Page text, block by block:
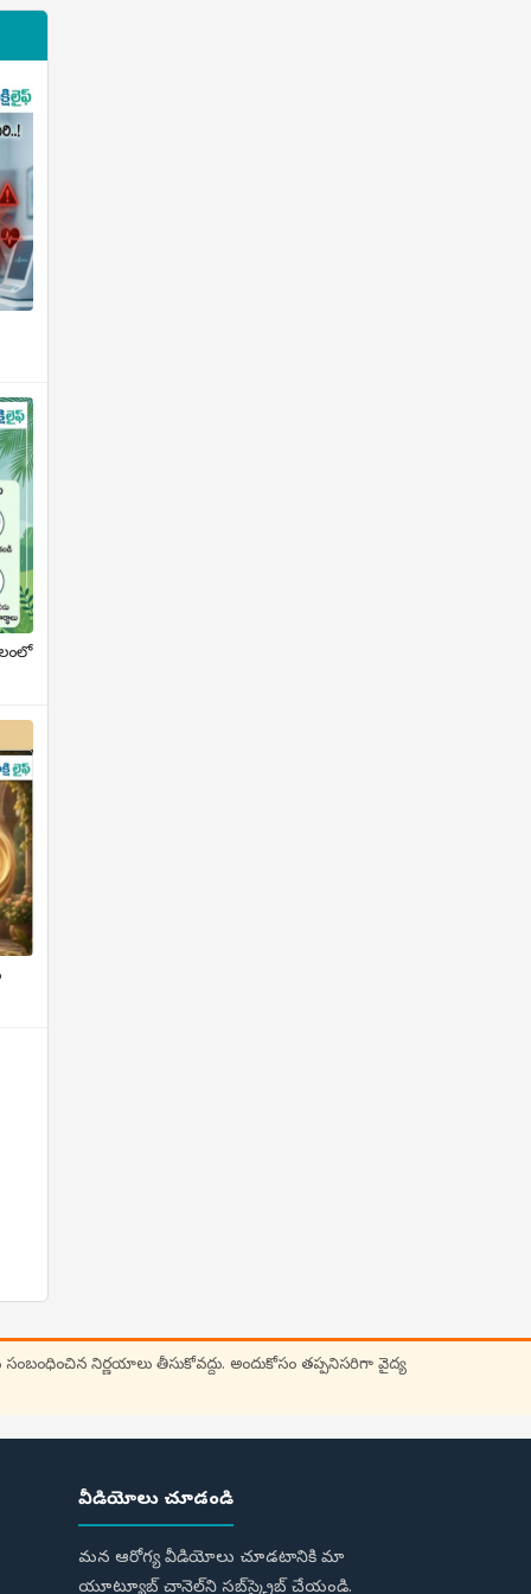
నిర్ణయాలు తీసుకోవద్దు. అందుకోసం తప్పనిసరిగా వైద్య
వీడియోలు చూడండి
మన ఆరోగ్య వీడియోలు చూడటానికి మా
యూట్యూబ్ చానెల్‌ని సబ్‌స్క్రైబ్ చేయండి.